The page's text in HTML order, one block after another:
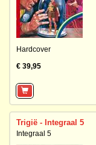
Hardcover
€ 39,95
Trigië - Integraal 5
Integraal 5